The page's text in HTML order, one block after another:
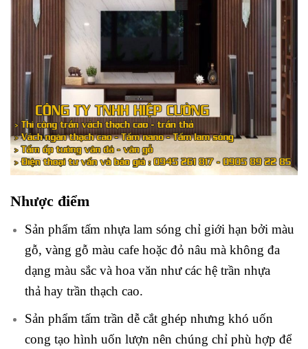
Nhược điểm
Sản phẩm tấm nhựa lam sóng chỉ giới hạn bởi màu
gỗ, vàng gỗ màu cafe hoặc đỏ nâu mà không đa
dạng màu sắc và hoa văn như các hệ trần nhựa
thả hay trần thạch cao.
Sản phẩm tấm trần dễ cắt ghép nhưng khó uốn
cong tạo hình uốn lượn nên chúng chỉ phù hợp để